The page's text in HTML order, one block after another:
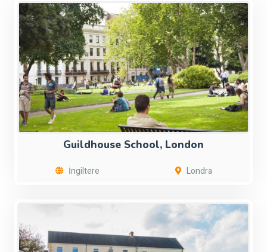
Guildhouse School, London
İngiltere Londra